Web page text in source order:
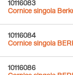
10116083
Cornice singola
10116084
Cornice singola
10116086